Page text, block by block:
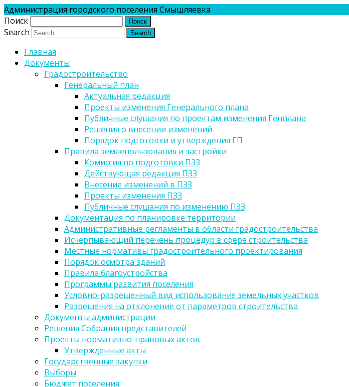
Администрация городского поселения Смышляевка
Поиск
Search
Главная
Документы
Градостроительство
Генеральный план
Актуальная редакция
Проекты изменения Генерального плана
Публичные слушания по проектам изменения Генплана
Решения о внесении изменений
Порядок подготовки и утверждения ГП
Правила землепользования и застройки
Комиссия по подготовки ПЗЗ
Действующая редакция ПЗЗ
Внесение изменений в ПЗЗ
Проекты изменения ПЗЗ
Публичные слушания по изменению ПЗЗ
Документация по планировке территории
Административные регламенты в области градостроительства
Исчерпывающий перечень процедур в сфере строительства
Местные нормативы градостроительного проектирования
Порядок осмотра зданий
Правила благоустройства
Программы развития поселения
Условно-разрешенный вид использования земельных участков
Разрешения на отклонение от параметров строительства
Документы администрации
Решения Собрания представителей
Проекты нормативно-правовых актов
Утвержденные акты
Государственные закупки
Выборы
Бюджет поселения